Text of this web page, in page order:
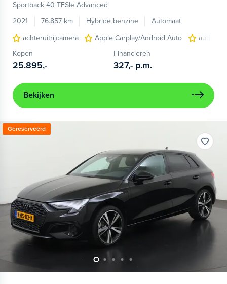
Sportback 40 TFSIe Advanced
2021
76.857 km Hybride benzine
Automaat
achteruitrijcamera
Apple Carplay/Android Auto
audio
Kopen
25.895,-
Financieren
327,- p.m.
Bekijken
Gereserveerd